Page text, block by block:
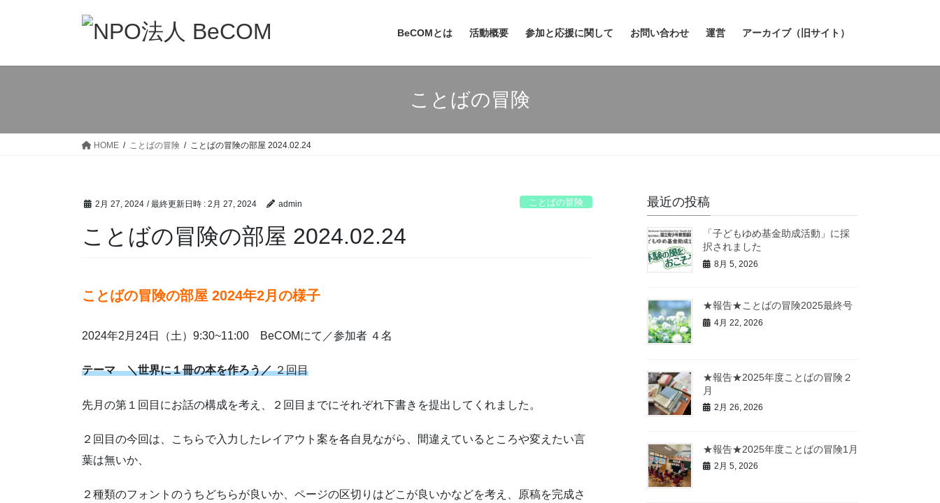
BeCOMとは 活動概要 参加と応援に関して お問い合わせ 運営 アーカイブ（旧サイト）
ことばの冒険
HOME ことばの冒険 ことばの冒険の部屋 2024.02.24
2月 27, 2024 / 最終更新日時 : 2月 27, 2024 admin ことばの冒険
ことばの冒険の部屋 2024.02.24
ことばの冒険の部屋 2024年2月の様子
2024年2月24日（土）9:30~11:00 BeCOMにて／参加者 ４名
テーマ ＼世界に１冊の本を作ろう／２回目
先月の第１回目にお話の構成を考え、２回目までにそれぞれ下書きを提出してくれました。
２回目の今回は、こちらで入力したレイアウト案を各自見ながら、間違えているところや変えたい言
葉は無いか、
２種類のフォントのうちどちらが良いか、ページの区切りはどこが良いかなどを考え、原稿を完成さ
最近の投稿
「子どもゆめ基金助成活動」に採
択されました
8月 5, 2026
★報告★ことばの冒険2025最終号
4月 22, 2026
★報告★2025年度ことばの冒険２
月
2月 26, 2026
★報告★2025年度ことばの冒険1月
2月 5, 2026